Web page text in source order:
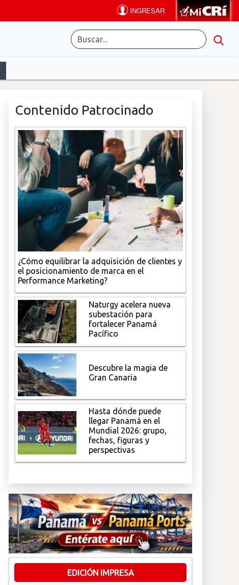
Contenido Patrocinado
¿Cómo equilibrar la adquisición de clientes y
el posicionamiento de marca en el
Performance Marketing?
Naturgy acelera nueva
subestación para
fortalecer Panamá
Pacífico
Descubre la magia de
Gran Canaria
Hasta dónde puede
llegar Panamá en el
Mundial 2026: grupo,
fechas, figuras y
perspectivas
EDICIÓN IMPRESA